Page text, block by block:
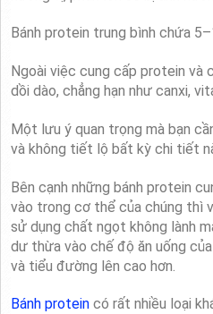
Bánh protein trung bình chứa
Ngoài việc cung cấp protein và
dồi dào, chẳng hạn như canxi,
Một lưu ý quan trọng mà bạn
và không tiết lộ bất kỳ chi tiết
Bên cạnh những bánh protein
vào trong cơ thể của chúng thì
sử dụng chất ngọt không lành
dư thừa vào chế độ ăn uống
và tiểu đường lên cao hơn.
Bánh proteincó rất nhiều loại